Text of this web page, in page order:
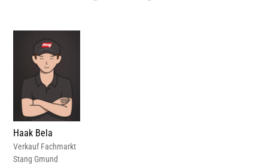
Haak Bela
Verkauf Fachmarkt
Stang Gmund